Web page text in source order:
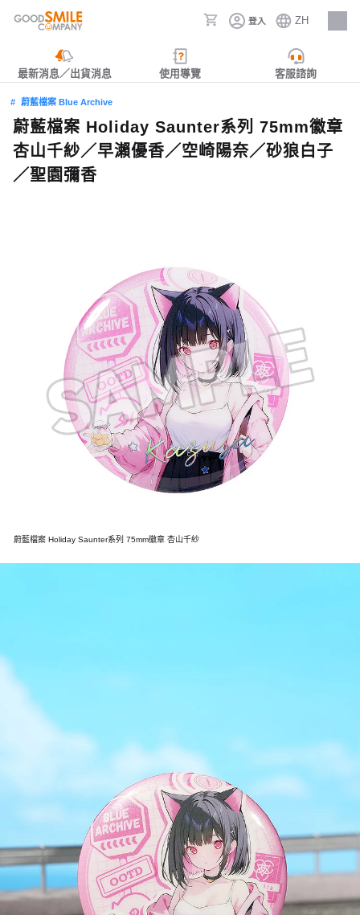
登入 ZH
人才招募
最新消息／出貨消息 使用導覽 客服諮詢
蔚藍檔案 Blue Archive
蔚藍檔案 Holiday Saunter系列 75mm徽章
杏山千紗／早瀨優香／空崎陽奈／砂狼白子
／聖園彌香
蔚藍檔案 Holiday Saunter系列 75mm徽章 杏山千紗